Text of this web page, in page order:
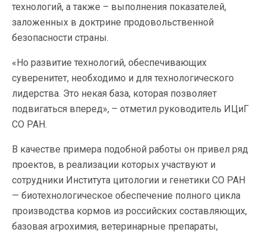
технологий, а также – выполнения показателей,
заложенных в доктрине продовольственной
безопасности страны.
«Но развитие технологий, обеспечивающих
суверенитет, необходимо и для технологического
лидерства. Это некая база, которая позволяет
подвигаться вперед», – отметил руководитель ИЦиГ
СО РАН.
В качестве примера подобной работы он привел ряд
проектов, в реализации которых участвуют и
сотрудники Института цитологии и генетики СО РАН
— биотехнологическое обеспечение полного цикла
производства кормов из российских составляющих,
базовая агрохимия, ветеринарные препараты,